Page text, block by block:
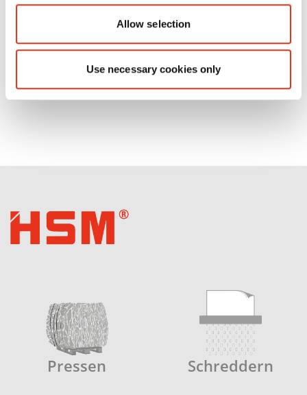
Allow selection
Use necessary cookies only
Pressen Schreddern